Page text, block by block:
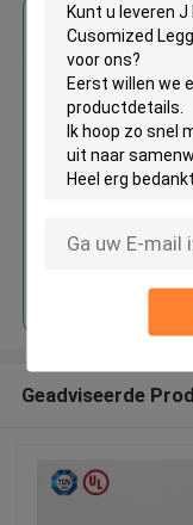
Geadviseerde